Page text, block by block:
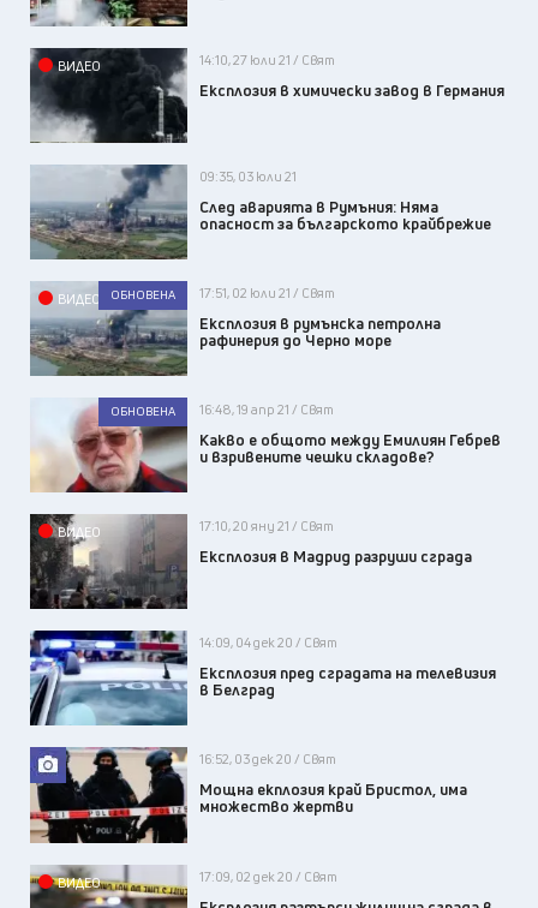
ВИДЕО 14:10, 27 юли 21 / Свят
Експлозия в химически завод в Германия
09:35, 03 юли 21
След аварията в Румъния: Няма
опасност за българското крайбрежие
ВИДЕО ОБНОВЕНА 17:51, 02 юли 21 / Свят
Експлозия в румънска петролна
рафинерия до Черно море
ОБНОВЕНА 16:48, 19 апр 21 / Свят
Какво е общото между Емилиян Гебрев
и взривените чешки складове?
ВИДЕО 17:10, 20 яну 21 / Свят
Експлозия в Мадрид разруши сграда
14:09, 04 дек 20 / Свят
Експлозия пред сградата на телевизия
в Белград
16:52, 03 дек 20 / Свят
Мощна екплозия край Бристол, има
множество жертви
ВИДЕО 17:09, 02 дек 20 / Свят